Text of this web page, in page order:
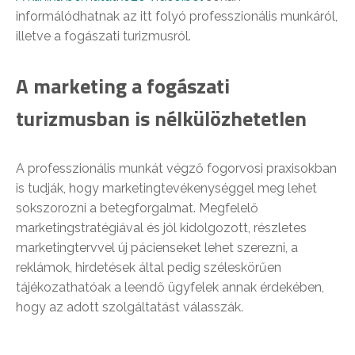
informálódhatnak az itt folyó professzionális munkáról,
illetve a fogászati turizmusról.
A marketing a fogászati
turizmusban is nélkülözhetetlen
A professzionális munkát végző fogorvosi praxisokban
is tudják, hogy marketingtevékenységgel meg lehet
sokszorozni a betegforgalmat. Megfelelő
marketingstratégiával és jól kidolgozott, részletes
marketingtervvel új pácienseket lehet szerezni, a
reklámok, hirdetések által pedig széleskörűen
tájékozathatóak a leendő ügyfelek annak érdekében,
hogy az adott szolgáltatást válasszák.